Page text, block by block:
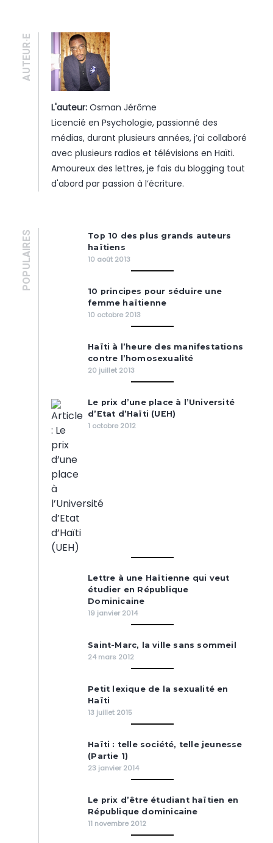
AUTEUR·E
L'auteur: Osman Jérôme
Licencié en Psychologie, passionné des
médias, durant plusieurs années, j’ai collaboré
avec plusieurs radios et télévisions en Haïti.
Amoureux des lettres, je fais du blogging tout
d'abord par passion à l’écriture.
POPULAIRES
Top 10 des plus grands auteurs
haïtiens
10 août 2013
10 principes pour séduire une
femme haïtienne
10 octobre 2013
Haïti à l’heure des manifestations
contre l’homosexualité
20 juillet 2013
Le prix d’une place à l’Université
d’Etat d’Haïti (UEH)
1 octobre 2012
Lettre à une Haïtienne qui veut
étudier en République
Dominicaine
19 janvier 2014
Saint-Marc, la ville sans sommeil
24 mars 2012
Petit lexique de la sexualité en
Haïti
13 juillet 2015
Haïti : telle société, telle jeunesse
(Partie 1)
23 janvier 2014
Le prix d’être étudiant haïtien en
République dominicaine
11 novembre 2012